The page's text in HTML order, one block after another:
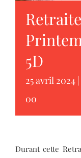
5D
25 avril 2024
00
Durant cette